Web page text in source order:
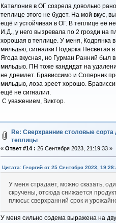
Каталония в ОГ созрела довольно
теплице этого не будет. На мой вкус,
ещё и устойчивая в ОГ. В теплице её
И.Д., у него вызревала по 2 грозди на
хорошая в теплице. У меня, Кодрянка
мильдью, сигналки Подарка Несветая
Ягода вкусная, но Гурман Ранний был
мильдью. ПН тоже кандидат на
не дремлет. Брависсимо и Соперник
мильдью, лоза зреет хорошо.
ещё не сигналил.
С уважением, Виктор.
Re: Сверхранние столовые сорта
теплицы
« Ответ #14 : 26 Сентября 2023, 21:19:33 »
Цитата: Георгий от 25 Сентября 2023,
У меня страдает, можно сказать,
скручены, отсюда снижается
плюсы: сверхранний срок и
У меня сильно оэдема выражена на